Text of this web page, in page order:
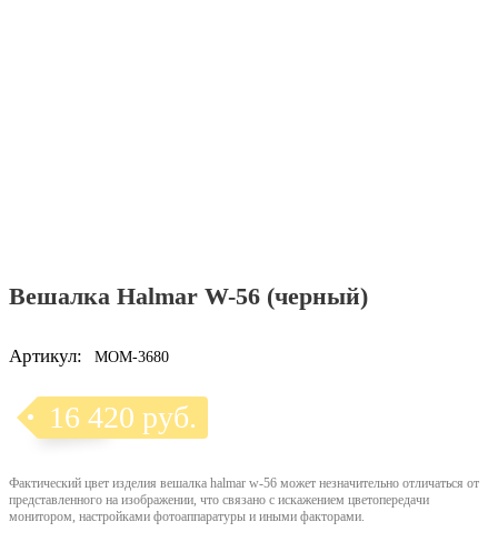
Вешалка Halmar W-56 (черный)
Артикул: MOM-3680
16 420 руб.
Фактический цвет изделия вешалка halmar w-56 может незначительно отличаться от
представленного на изображении, что связано с искажением цветопередачи
монитором, настройками фотоаппаратуры и иными факторами.